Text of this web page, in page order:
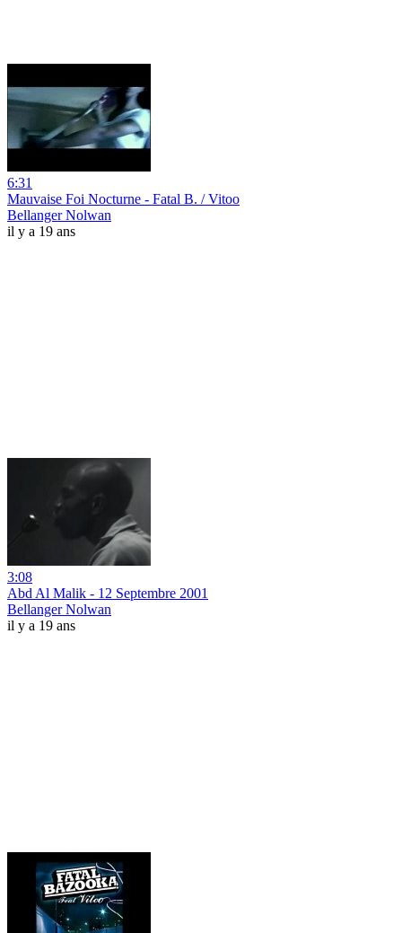
6:31
Mauvaise Foi Nocturne - Fatal B. / Vitoo
Bellanger Nolwan
il y a 19 ans
3:08
Abd Al Malik - 12 Septembre 2001
Bellanger Nolwan
il y a 19 ans